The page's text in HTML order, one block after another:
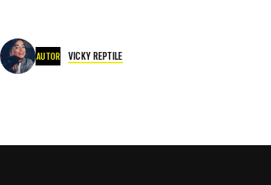
AUTOR VICKY REPTILE